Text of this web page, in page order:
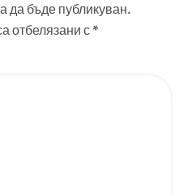
да бъде публикуван.
отбелязани с *